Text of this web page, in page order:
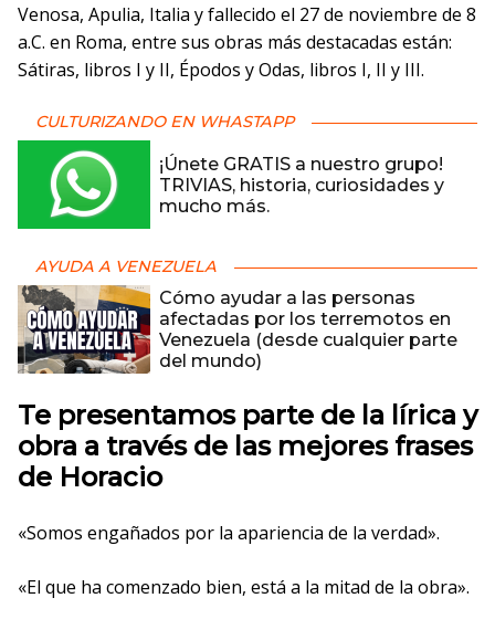
Venosa, Apulia, Italia y fallecido el 27 de noviembre de 8
a.C. en Roma, entre sus obras más destacadas están:
Sátiras, libros I y II, Épodos y Odas, libros I, II y III.
CULTURIZANDO EN WHASTAPP
¡Únete GRATIS a nuestro grupo!
TRIVIAS, historia, curiosidades y
mucho más.
AYUDA A VENEZUELA
Cómo ayudar a las personas
afectadas por los terremotos en
Venezuela (desde cualquier parte
del mundo)
Te presentamos parte de la lírica y
obra a través de las mejores frases
de Horacio
«Somos engañados por la apariencia de la verdad».
«El que ha comenzado bien, está a la mitad de la obra».